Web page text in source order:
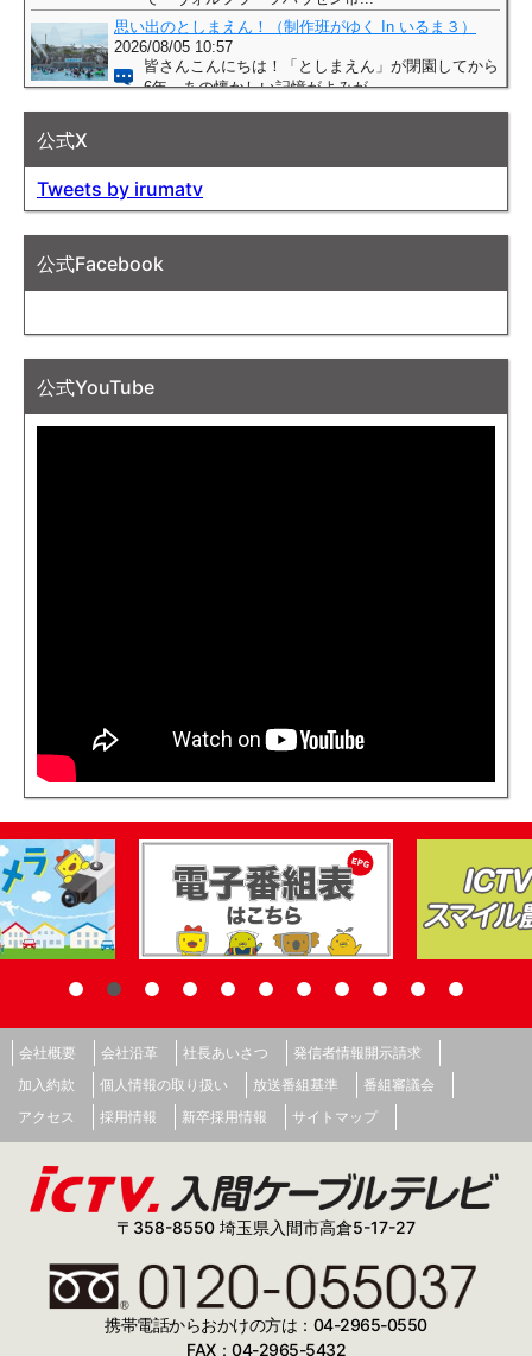
公式X
Tweets by irumatv
公式Facebook
公式YouTube
会社概要 会社沿革 社長あいさつ
発信者情報開示請求
加入約款
個人情報の取り扱い 放送番組基準
番組審議会
アクセス
採用情報 新卒採用情報 サイトマップ
〒358-8550 埼玉県入間市高倉5-17-27
携帯電話からおかけの方は：04-2965-0550
FAX：04-2965-5432